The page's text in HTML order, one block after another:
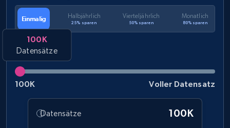
1.2K+ 208+ Jetzt kaufen
Best Buy products
Currency, Discount, Initial price, and more.
eCommerce
Einmalig Halbjährlich
25% sparen
Vierteljährlich
50% sparen
Monatlich
80% sparen
100K
Datensätze
100K Voller Datensatz
Datensätze 100K